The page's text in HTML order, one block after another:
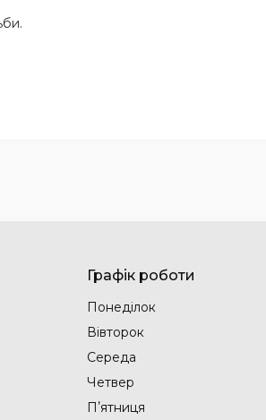
Графік роботи
Понеділок
Вівторок
Середа
Четвер
Пʼятниця